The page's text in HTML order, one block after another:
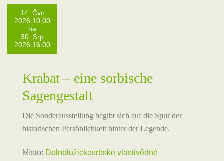
14. Čvn
2026 10:00
na
30. Srp
2026 16:00
Krabat – eine sorbische
Sagengestalt
Die Sonderausstellung begibt sich auf die Spur der
historischen Persönlichkeit hinter der Legende.
Místo: Dolnolužickosrbské vlastivědné